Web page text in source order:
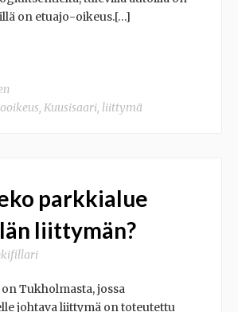
on etuajo-oikeus.[…]
, Kuusisaari, liittymä
parkkialue
liittymän?
Tukholmasta, jossa
johtava liittymä on toteutettu